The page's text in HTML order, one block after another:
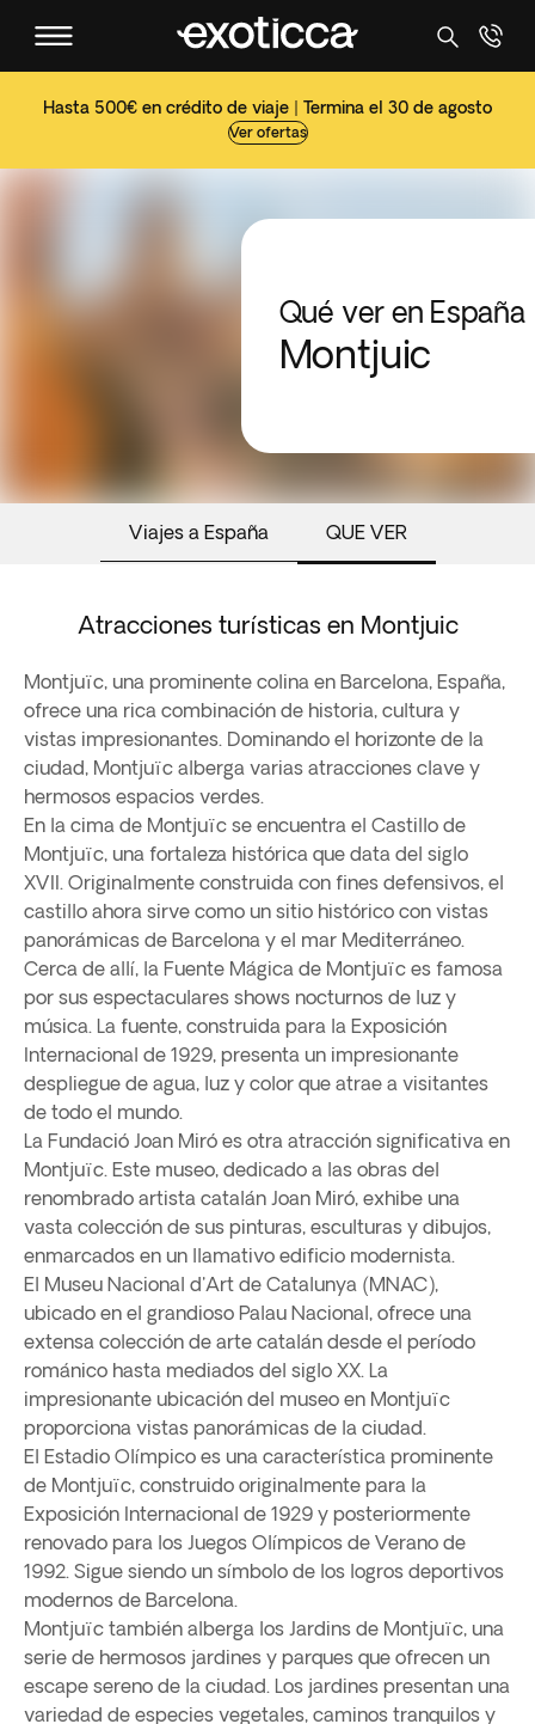
Hasta 500€ en crédito de viaje | Termina el 30 de agosto
Ver ofertas
Qué ver en España
Montjuic
Viajes a España QUE VER
Atracciones turísticas en Montjuic
Montjuïc, una prominente colina en Barcelona, España,
ofrece una rica combinación de historia, cultura y
vistas impresionantes. Dominando el horizonte de la
ciudad, Montjuïc alberga varias atracciones clave y
hermosos espacios verdes.
En la cima de Montjuïc se encuentra el Castillo de
Montjuïc, una fortaleza histórica que data del siglo
XVII. Originalmente construida con fines defensivos, el
castillo ahora sirve como un sitio histórico con vistas
panorámicas de Barcelona y el mar Mediterráneo.
Cerca de allí, la Fuente Mágica de Montjuïc es famosa
por sus espectaculares shows nocturnos de luz y
música. La fuente, construida para la Exposición
Internacional de 1929, presenta un impresionante
despliegue de agua, luz y color que atrae a visitantes
de todo el mundo.
La Fundació Joan Miró es otra atracción significativa en
Montjuïc. Este museo, dedicado a las obras del
renombrado artista catalán Joan Miró, exhibe una
vasta colección de sus pinturas, esculturas y dibujos,
enmarcados en un llamativo edificio modernista.
El Museu Nacional d'Art de Catalunya (MNAC),
ubicado en el grandioso Palau Nacional, ofrece una
extensa colección de arte catalán desde el período
románico hasta mediados del siglo XX. La
impresionante ubicación del museo en Montjuïc
proporciona vistas panorámicas de la ciudad.
El Estadio Olímpico es una característica prominente
de Montjuïc, construido originalmente para la
Exposición Internacional de 1929 y posteriormente
renovado para los Juegos Olímpicos de Verano de
1992. Sigue siendo un símbolo de los logros deportivos
modernos de Barcelona.
Montjuïc también alberga los Jardins de Montjuïc, una
serie de hermosos jardines y parques que ofrecen un
escape sereno de la ciudad. Los jardines presentan una
variedad de especies vegetales, caminos tranquilos y